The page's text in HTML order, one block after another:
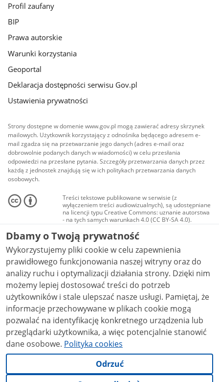
Profil zaufany
BIP
Prawa autorskie
Warunki korzystania
Geoportal
Deklaracja dostępności serwisu Gov.pl
Ustawienia prywatności
Strony dostępne w domenie www.gov.pl mogą zawierać adresy skrzynek
mailowych. Użytkownik korzystający z odnośnika będącego adresem e-
mail zgadza się na przetwarzanie jego danych (adres e-mail oraz
dobrowolnie podanych danych w wiadomości) w celu przesłania
odpowiedzi na przesłane pytania. Szczegóły przetwarzania danych przez
każdą z jednostek znajdują się w ich politykach przetwarzania danych
osobowych.
Treści tekstowe publikowane w serwisie (z
wyłączeniem treści audiowizualnych), są udostępniane
na licencji typu Creative Commons: uznanie autorstwa
- na tych samych warunkach 4.0 (CC BY-SA 4.0).
Materiały audiowizualne, w tym zdjęcia, materiały
audio i wideo, są udostępniane na licencji typu
Creative Commons: uznanie autorstwa użycie
niekomercyjne - bez utworów zależnych 4.0 (CC BY-
NC-ND 4.0), o ile nie jest to stwierdzone inaczej.
Dbamy o Twoją prywatność
Wykorzystujemy pliki cookie w celu zapewnienia
prawidłowego funkcjonowania naszej witryny oraz do
analizy ruchu i optymalizacji działania strony. Dzięki nim
możemy lepiej dostosować treści do potrzeb
użytkowników i stale ulepszać nasze usługi. Pamiętaj, że
informacje przechowywane w plikach cookie mogą
pozwalać na identyfikację konkretnego urządzenia lub
przeglądarki użytkownika, a więc potencjalnie stanowić
dane osobowe. Polityka cookies
Odrzuć